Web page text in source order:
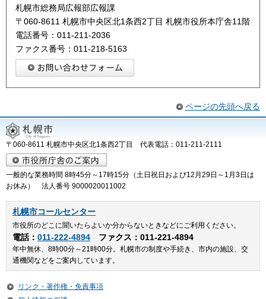
札幌市総務局広報部広報課
〒060-8611 札幌市中央区北1条西2丁目 札幌市役所本庁舎11階
電話番号：011-211-2036
ファクス番号：011-218-5163
ページの先頭へ戻る
〒060-8611 札幌市中央区北1条西2丁目 代表電話：011-211-2111
一般的な業務時間 8時45分～17時15分（土日祝日および12月29日～1月3日は
お休み） 法人番号 9000020011002
札幌市コールセンター
市役所のどこに聞いたらよいか分からないときなどにご利用ください。
電話： 011-222-4894 ファクス：011-221-4894
年中無休、8時00分～21時00分。札幌市の制度や手続き、市内の施設、交
通機関などをご案内しています。
リンク・著作権・免責事項